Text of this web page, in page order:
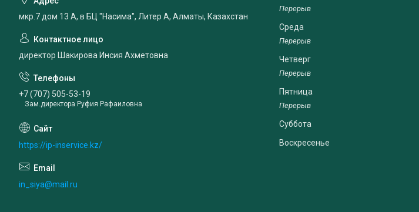
мкр.7 дом 13 А, в БЦ "Насима", Литер А, Алматы, Казахстан
директор Шакирова Инсия Ахметовна
+7 (707) 505-53-19
Зам.директора Руфия Рафаиловна
https://ip-inservice.kz/
in_siya@mail.ru
Среда
Четверг
Пятница
Суббота
Воскресенье